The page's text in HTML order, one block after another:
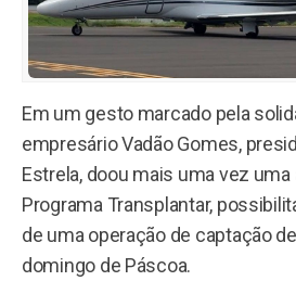
Em um gesto marcado pela
empresário Vadão Gomes,
Estrela, doou mais uma vez uma
Programa Transplantar,
de uma operação de captação
domingo de Páscoa.